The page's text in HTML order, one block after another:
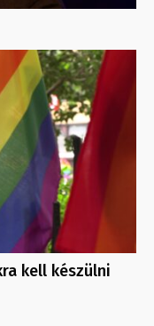
kell készülni